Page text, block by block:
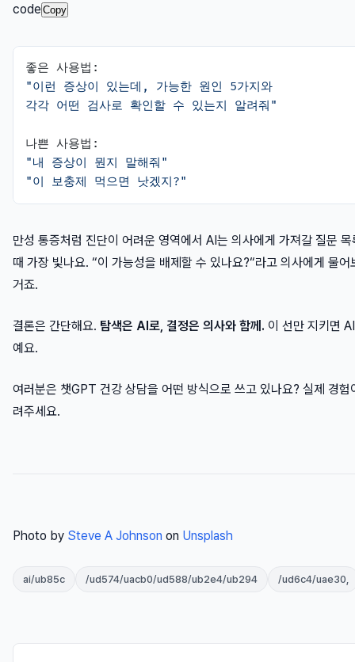
code Copy
"이런 증상이 있는데, 가능한 원인 5가지와
각각 어떤 검사로 확인할 수 있는지 알려줘"
"내 증상이 뭔지 말해줘"
"이 보충제 먹으면 낫겠지?"
만성 통증처럼 진단이 어려운 영역에서 AI는 의사에게 가져갈 질문
때 가장 빛나요. “이 가능성을 배제할 수 있나요?“라고 의사에게 물
거죠.
결론은 간단해요. 탐색은 AI로, 결정은 의사와 함께. 이 선만 지키면
예요.
여러분은 챗GPT 건강 상담을 어떤 방식으로 쓰고 있나요? 실제 경험
려주세요.
Photo by Steve A Johnson on Unsplash
ai/ub85c /ud574/uacb0/ud588/ub2e4/ub294 /ud6c4/uae30,